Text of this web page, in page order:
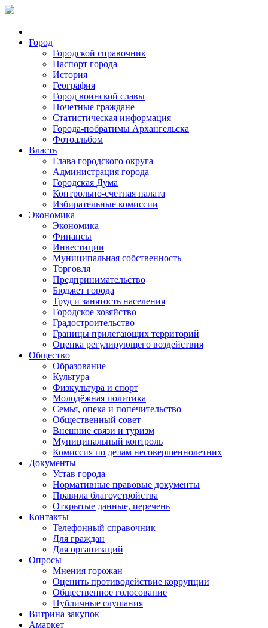
Город
Городской справочник
Паспорт города
История
География
Город воинской славы
Почетные граждане
Статистическая информация
Города-побратимы Архангельска
Фотоальбом
Власть
Глава городского округа
Администрация города
Городская Дума
Контрольно-счетная палата
Избирательные комиссии
Экономика
Экономика
Финансы
Инвестиции
Муниципальная собственность
Торговля
Предпринимательство
Бюджет города
Труд и занятость населения
Городское хозяйство
Градостроительство
Границы прилегающих территорий
Оценка регулирующего воздействия
Общество
Образование
Культура
Физкультура и спорт
Молодёжная политика
Семья, опека и попечительство
Общественный совет
Внешние связи и туризм
Муниципальный контроль
Комиссия по делам несовершеннолетних
Документы
Устав города
Нормативные правовые документы
Правила благоустройства
Открытые данные, перечень
Контакты
Телефонный справочник
Для граждан
Для организаций
Опросы
Мнения горожан
Оценить противодействие коррупции
Общественное голосование
Публичные слушания
Витрина закупок
Амаркет